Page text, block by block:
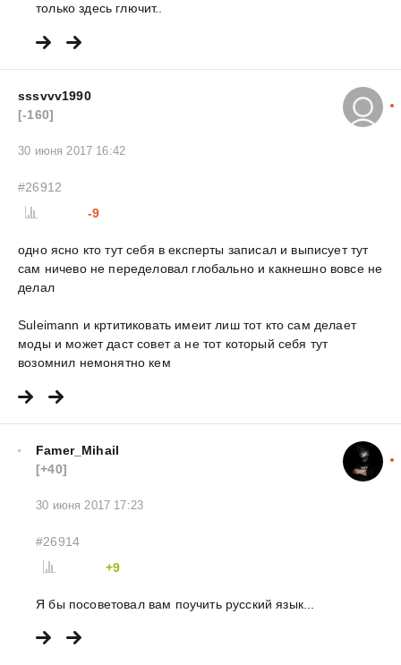
только здесь глючит..
sssvvv1990
[-160]
30 июня 2017 16:42
#26912
-9
одно ясно кто тут себя в експерты записал и выписует тут
сам ничево не переделовал глобально и какнешно вовсе не
делал
Suleimann и кртитиковать имеит лиш тот кто сам делает
моды и может даст совет а не тот который себя тут
возомнил немонятно кем
Famer_Mihail
[+40]
30 июня 2017 17:23
#26914
+9
Я бы посоветовал вам поучить русский язык...